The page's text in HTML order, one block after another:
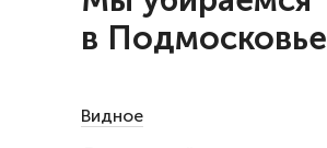
в Подмосковье
Видное